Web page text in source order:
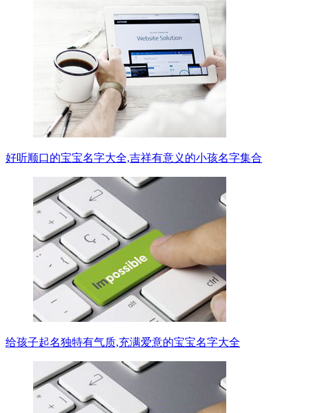
好听顺口的宝宝名字大全,吉祥有意义的小孩名字集合
给孩子起名独特有气质,充满爱意的宝宝名字大全